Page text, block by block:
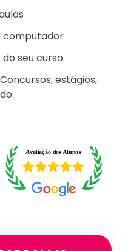
computador
seu curso
oncursos, estágios,